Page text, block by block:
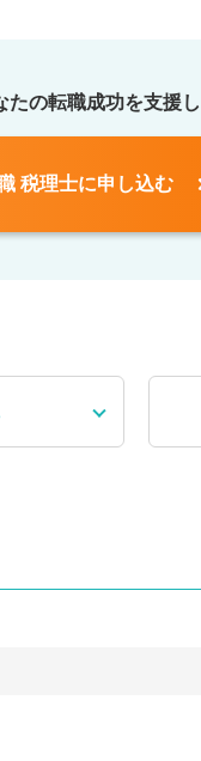
たの転職成功を支援
税理士に申し込む